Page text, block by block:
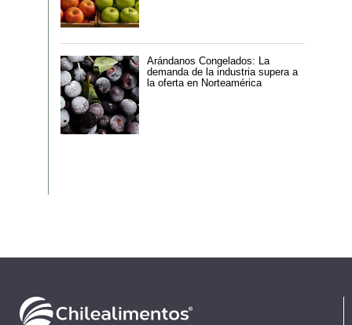
Arándanos Congelados: La
demanda de la industria supera a
la oferta en Norteamérica